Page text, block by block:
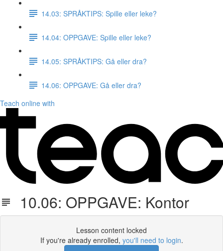
14.03: SPRÅKTIPS: Spille eller leke?
14.04: OPPGAVE: Spille eller leke?
14.05: SPRÅKTIPS: Gå eller dra?
14.06: OPPGAVE: Gå eller dra?
Teach online with
10.06: OPPGAVE: Kontor
Lesson content locked
If you're already enrolled, you'll need to login.